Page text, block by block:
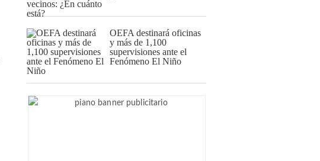
OEFA destinará oficinas
y más de 1,100
supervisiones ante el
Fenómeno El Niño